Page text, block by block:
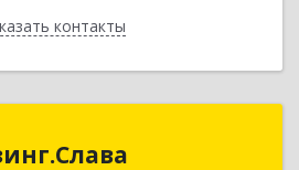
контакты
Назад